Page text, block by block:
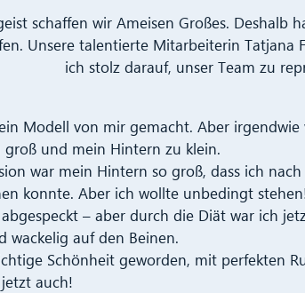
schaffen wir Ameisen Großes. Deshalb
Unsere talentierte Mitarbeiterin Tatjana
ich stolz darauf, unser Team zu
Modell von mir gemacht. Aber irgendwie
groß und mein Hintern zu klein.
war mein Hintern so groß, dass ich
konnte. Aber ich wollte unbedingt
– aber durch die Diät war ich
wackelig auf den Beinen.
Schönheit geworden, mit perfekten
auch!